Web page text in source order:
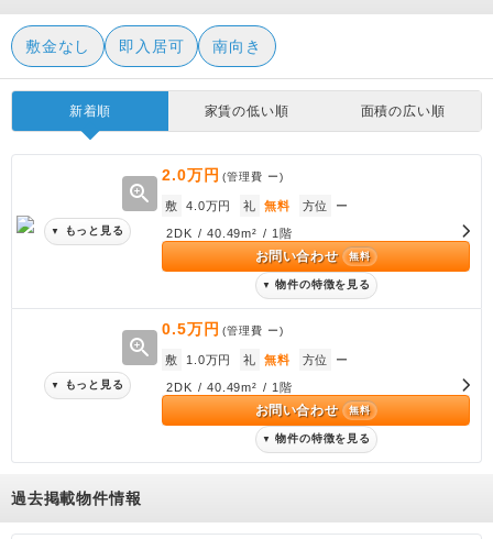
敷金なし 即入居可 南向き
新着順 家賃の低い順 面積の広い順
zoom_in
▼ もっと見る
2.0万円 (管理費 ー)
敷 4.0万円 礼 無料 方位 ー
2DK / 40.49m² / 1階
お問い合わせ 無料
▼ 物件の特徴を見る
zoom_in
▼ もっと見る
0.5万円 (管理費 ー)
敷 1.0万円 礼 無料 方位 ー
2DK / 40.49m² / 1階
お問い合わせ 無料
▼ 物件の特徴を見る
過去掲載物件情報